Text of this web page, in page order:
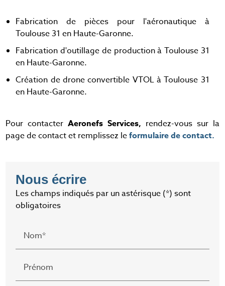
Fabrication de pièces pour l'aéronautique à
Toulouse 31 en Haute-Garonne.
Fabrication d'outillage de production à Toulouse 31
en Haute-Garonne.
Création de drone convertible VTOL à Toulouse 31
en Haute-Garonne.
Pour contacterAeronefs Services, rendez-vous sur la
page de contact et remplissez leformulaire de contact.
Nous écrire
Les champs indiqués par un astérisque (*) sont
obligatoires
Nom*
Prénom